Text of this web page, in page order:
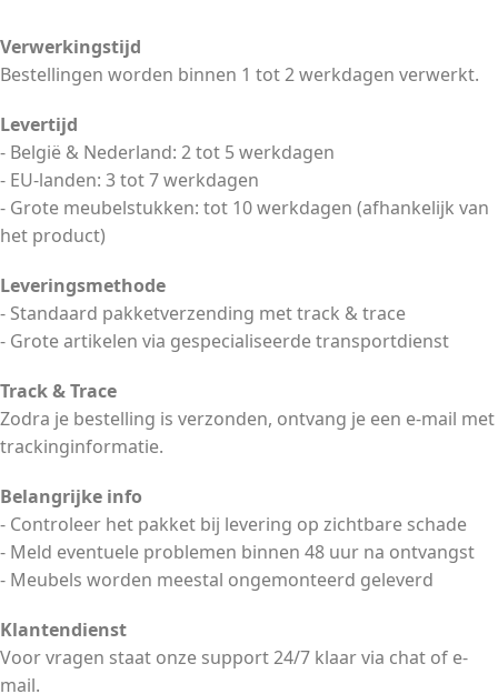
Verwerkingstijd
Bestellingen worden binnen 1 tot 2 werkdagen verwerkt.
Levertijd
- België & Nederland: 2 tot 5 werkdagen
- EU-landen: 3 tot 7 werkdagen
- Grote meubelstukken: tot 10 werkdagen (afhankelijk van
het product)
Leveringsmethode
- Standaard pakketverzending met track & trace
- Grote artikelen via gespecialiseerde transportdienst
Track & Trace
Zodra je bestelling is verzonden, ontvang je een e-mail met
trackinginformatie.
Belangrijke info
- Controleer het pakket bij levering op zichtbare schade
- Meld eventuele problemen binnen 48 uur na ontvangst
- Meubels worden meestal ongemonteerd geleverd
Klantendienst
Voor vragen staat onze support 24/7 klaar via chat of e-
mail.